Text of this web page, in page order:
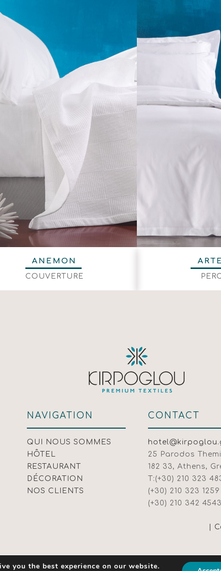
ΑΝΕΜΟΝ
COUVERTURE
NAVIGATION
QUI NOUS SOMMES
HÔTEL
RESTAURANT
DÉCORATION
NOS CLIENTS
CONTACT
25 Parodos
182 33, Athens,
T:(+30) 210 323
(+30) 210 323 1259
(+30) 210 342 4543
|
you the best experience on our website.